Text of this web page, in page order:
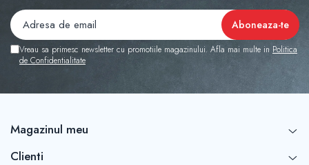
Vreau sa primesc newsletter cu promotiile magazinului. Afla mai multe in Politica
de Confidentialitate
Magazinul meu
Clienti